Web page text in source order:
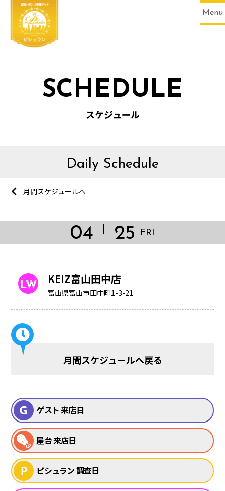
Menu
SCHEDULE
スケジュール
Daily Schedule
月間スケジュールへ
04 25 FRI
KEIZ富山田中店
富山県富山市田中町1-3-21
月間スケジュールへ戻る
ゲスト 来店日
屋台 来店日
ピシュラン 調査日